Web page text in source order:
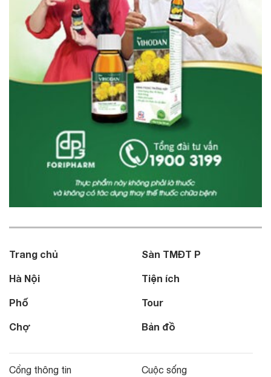
Trang chủ
Hà Nội
Phố
Chợ
Sàn TMĐT P
Tiện ích
Tour
Bản đồ
Cổng thông tin Cuộc sống